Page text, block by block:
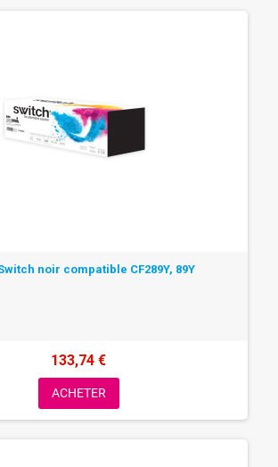
noir compatible CF289Y, 89Y
133,74 €
ACHETER